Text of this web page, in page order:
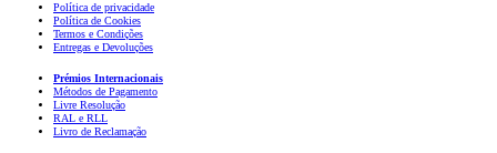
Política de privacidade
Política de Cookies
Termos e Condições
Entregas e Devoluções
Prémios Internacionais
Métodos de Pagamento
Livre Resolução
RAL e RLL
Livro de Reclamação